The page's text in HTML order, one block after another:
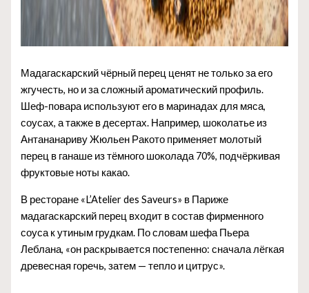
Мадагаскарский чёрный перец ценят не только за его
жгучесть, но и за сложный ароматический профиль.
Шеф-повара используют его в маринадах для мяса,
соусах, а также в десертах. Например, шоколатье из
Антананариву Жюльен Ракото применяет молотый
перец в ганаше из тёмного шоколада 70%, подчёркивая
фруктовые ноты какао.
В ресторане «L’Atelier des Saveurs» в Париже
мадагаскарский перец входит в состав фирменного
соуса к утиным грудкам. По словам шефа Пьера
Леблана, «он раскрывается постепенно: сначала лёгкая
древесная горечь, затем — тепло и цитрус».